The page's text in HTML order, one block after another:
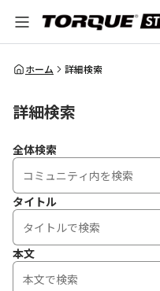
全体検索
ホーム 詳細検索
詳細検索
全体検索
タイトル
本文